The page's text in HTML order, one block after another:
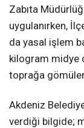
Zabıta
uygulanırken,
da yasal işlem
kilogram midye
toprağa
Akdeniz
verdiği bilgide;